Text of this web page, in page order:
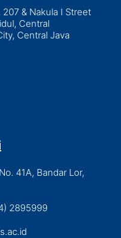
& Nakula I Street
Central
Central Java
41A, Bandar Lor,
2895999